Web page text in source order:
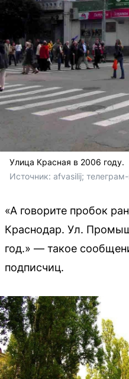
Улица Красная в 2006 году.
Источник: afvasilij;
«А говорите пробок
Краснодар. Ул.
год.» — такое
подписчиц.